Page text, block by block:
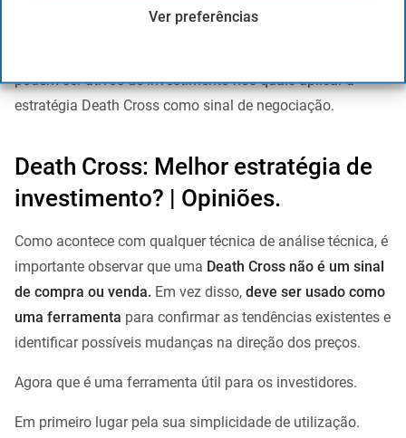
Ver preferências
Outras opções, como os principais pares de divisas ou
podem ser ativos de investimento nos quais aplicar a
estratégia Death Cross como sinal de negociação.
Death Cross: Melhor estratégia de
investimento? | Opiniões.
Como acontece com qualquer técnica de análise técnica, é
importante observar que uma Death Cross não é um sinal
de compra ou venda. Em vez disso, deve ser usado como
uma ferramenta para confirmar as tendências existentes e
identificar possíveis mudanças na direção dos preços.
Agora que é uma ferramenta útil para os investidores.
Em primeiro lugar pela sua simplicidade de utilização.